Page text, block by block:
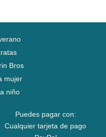
Bros
mujer
niño
Puedes pagar con:
Cualquier tarjeta de pago